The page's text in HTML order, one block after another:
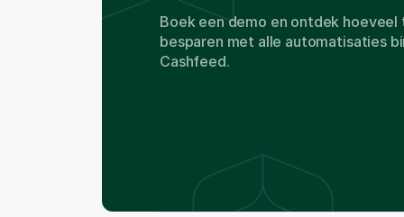
Boek een demo en ontdek hoeveel
besparen met alle automatisaties
Cashfeed.